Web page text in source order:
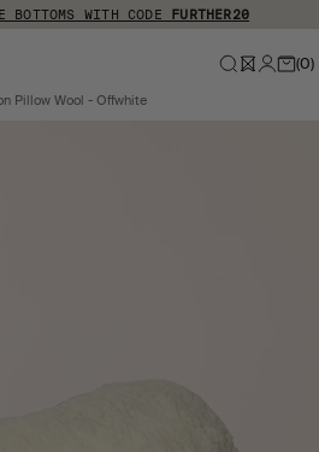
BOTTOMS WITH CODE FURTHER20
(0)
Pillow Wool - Offwhite